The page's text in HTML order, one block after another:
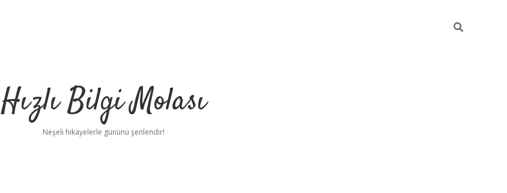
Hızlı Bilgi Molası
Neşeli hikayelerle gününü şenlendir!